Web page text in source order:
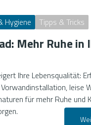
Hygiene Tipps & Tricks
Mehr Ruhe in
Ihre Lebensqualität:
leise
für mehr Ruhe und